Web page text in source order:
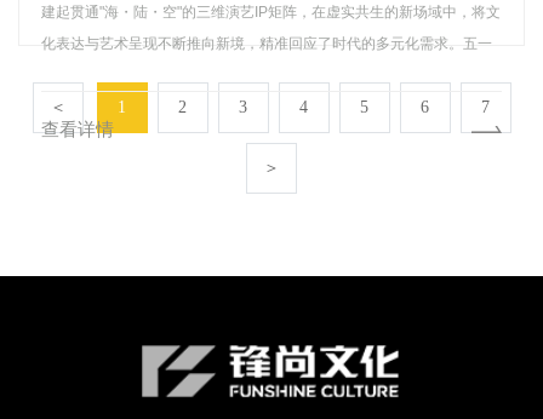
建起贯通"海・陆・空"的三维演艺IP矩阵，在虚实共生的新场域中，将文
化表达与艺术呈现不断推向新境，精准回应了时代的多元化需求。五一
蜿蜒长队、散场后的热烈讨论...这些市场的万千回响，皆是锋尚“以创意
驱动，以品质立身”的有力印证，显露出独特的价值与领航之势。
查看详情
＜ 1 2 3 4 5 6 7
＞